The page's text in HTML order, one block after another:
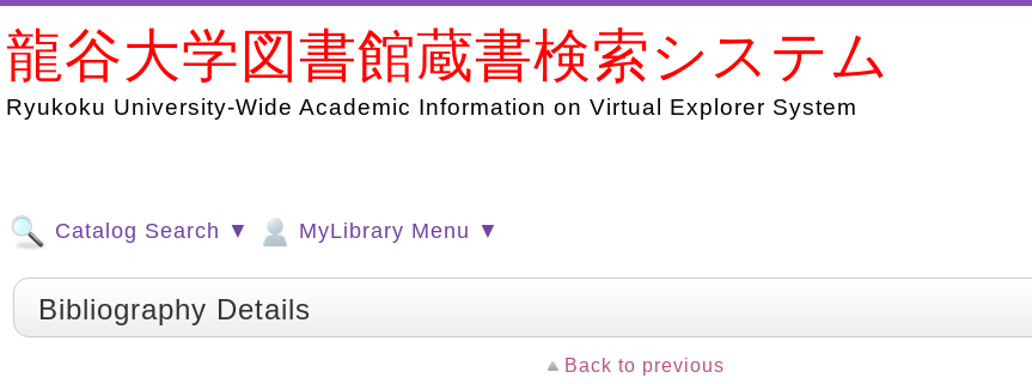
龍谷大学図書館蔵書検索システム
Ryukoku University-Wide Academic Information on Virtual Explorer System
Catalog Search ▼ MyLibrary Menu ▼
Bibliography Details
Back to previous